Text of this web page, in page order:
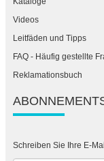
Videos
Leitfäden und Tipps
FAQ - Häufig gestellte
Reklamationsbuch
Schreiben Sie Ihre E-